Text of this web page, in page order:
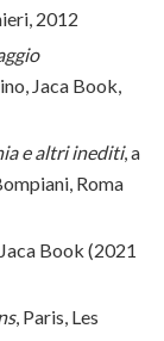
2012
Jaca Book,
e altri inediti, a
Roma
Book (2021
, Paris, Les